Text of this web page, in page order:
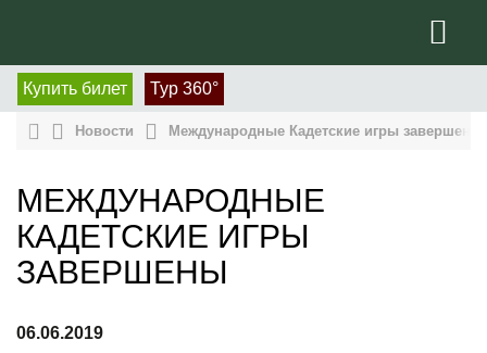
Купить билет Тур 360°
Новости Международные Кадетские игры завершены
МЕЖДУНАРОДНЫЕ
КАДЕТСКИЕ ИГРЫ
ЗАВЕРШЕНЫ
06.06.2019